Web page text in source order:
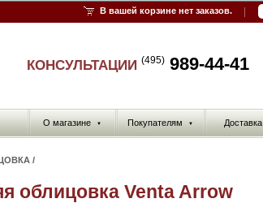
В вашей корзине нет заказов.
КОНСУЛЬТАЦИИ (495) 989-44-41
О магазине ▼ Покупателям ▼ Доставка
/
облицовка Venta Arrow